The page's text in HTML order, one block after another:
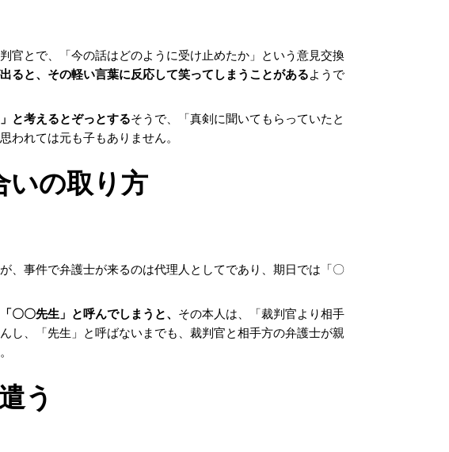
官とで、「今の話はどのように受け止めたか」という意見交換
ると、その軽い言葉に反応して笑ってしまうことがあるようで
と考えるとぞっとするそうで、「真剣に聞いてもらっていたと
われては元も子もありません。
いの取り方
、事件で弁護士が来るのは代理人としてであり、期日では「〇
〇〇先生」と呼んでしまうと、 その本人は、「裁判官より相手
し、「先生」と呼ばないまでも、裁判官と相手方の弁護士が親
う